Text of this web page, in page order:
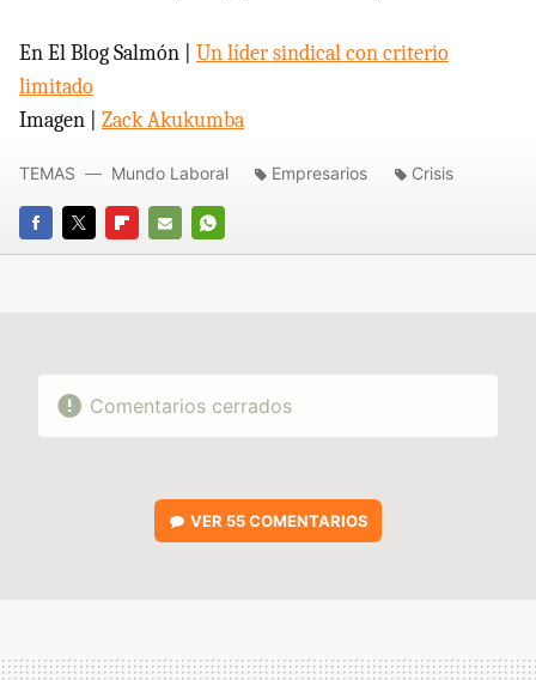
En El Blog Salmón | Un líder sindical con criterio
limitado
Imagen | Zack Akukumba
FACEBOOK
TWITTERFLIPBOARD
E-
WHATSAPP
TEMAS Mundo Laboral Empresarios Crisis
Comentarios cerrados
VER 55 COMENTARIOS